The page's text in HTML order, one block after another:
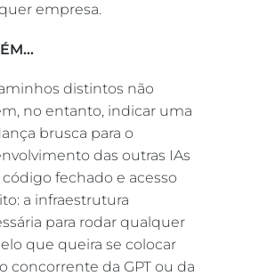
empresa.
distintos não
no entanto, indicar uma
brusca para o
das outras IAs
fechado e acesso
a infraestrutura
para rodar qualquer
que queira se colocar
concorrente da GPT ou da